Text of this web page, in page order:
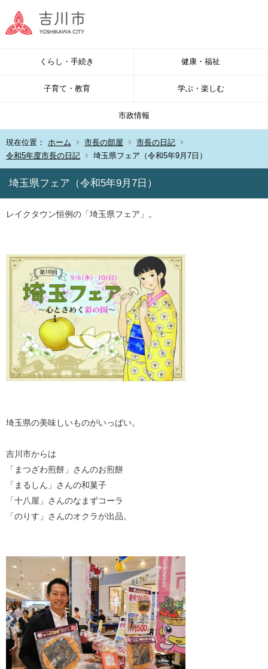
くらし・手続き 健康・福祉
子育て・教育 学ぶ・楽しむ
市政情報
現在位置： ホーム 市長の部屋
市長の日記
令和5年度市長の日記
埼玉県フェア（令和5年9月7日）
埼玉県フェア（令和5年9月7日）
レイクタウン恒例の「埼玉県フェア」。
埼玉県の美味しいものがいっぱい。
吉川市からは
「まつざわ煎餅」さんのお煎餅
「まるしん」さんの和菓子
「十八屋」さんのなまずコーラ
「のりす」さんのオクラが出品。